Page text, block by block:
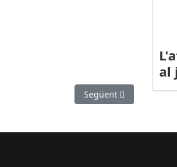
forma Article següent:
Següent
al